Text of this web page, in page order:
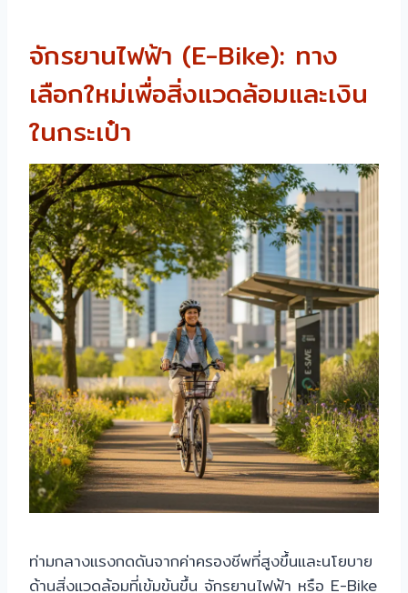
จักรยานไฟฟ้า (E-Bike): ทาง
เลือกใหม่เพื่อสิ่งแวดล้อมและเงิน
ในกระเป๋า
ท่ามกลางแรงกดดันจากค่าครองชีพที่สูงขึ้นและนโยบาย
ด้านสิ่งแวดล้อมที่เข้มข้นขึ้น จักรยานไฟฟ้า หรือ E-Bike